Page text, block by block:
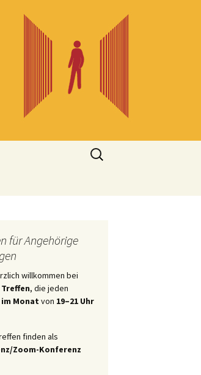
Suchen
nach:
für Angehörige
willkommen bei
, die jeden
Monat von 19–21 Uhr
finden als
Zoom-Konferenz